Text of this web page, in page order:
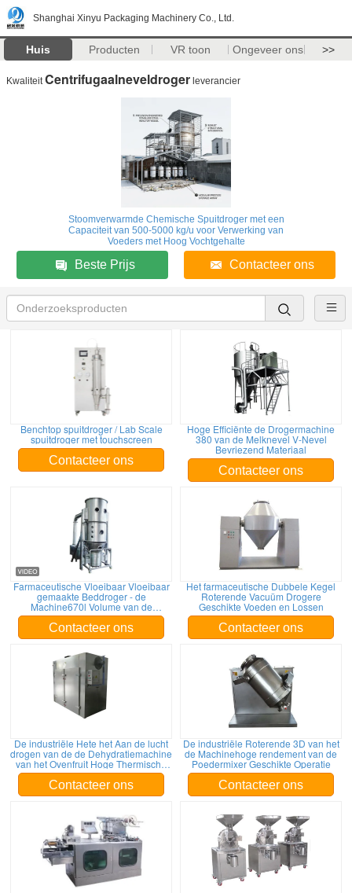
Shanghai Xinyu Packaging Machinery Co., Ltd.
Huis Producten VR toon Ongeveer ons >>
KwaliteitCentrifugaalneveldroger leverancier
Stoomverwarmde Chemische Spuitdroger met een
Capaciteit van 500-5000 kg/u voor Verwerking van
Voeders met Hoog Vochtgehalte
Beste Prijs Contacteer ons
Benchtop spuitdroger / Lab Scale
spuitdroger met touchscreen
Contacteer ons
Hoge Efficiënte de Drogermachine
380 van de Melknevel V-Nevel
Bevriezend Materiaal
Contacteer ons
Farmaceutische Vloeibaar Vloeibaar
gemaakte Beddroger - de
Machine670l Volume van de
bedgranulator
Contacteer ons
Het farmaceutische Dubbele Kegel
Roterende Vacuüm Drogere
Geschikte Voeden en Lossen
Contacteer ons
De industriële Hete het Aan de lucht
drogen van de de Dehydratiemachine
van het Ovenfruit Hoge Thermische
Efficiency
Contacteer ons
De industriële Roterende 3D van het
de Machinehoge rendement van de
Poedermixer Geschikte Operatie
Contacteer ons